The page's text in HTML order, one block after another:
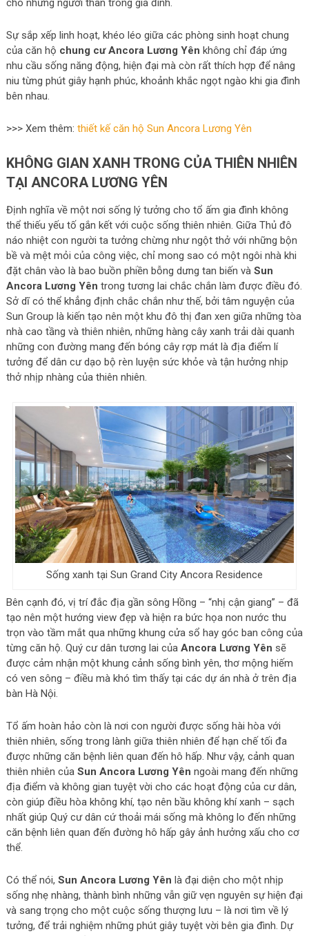
cho những người thân trong gia đình.
Sự sắp xếp linh hoạt, khéo léo giữa các phòng sinh hoạt chung
của căn hộ chung cư Ancora Lương Yên không chỉ đáp ứng
nhu cầu sống năng động, hiện đại mà còn rất thích hợp để nâng
niu từng phút giây hạnh phúc, khoảnh khắc ngọt ngào khi gia đình
bên nhau.
>>> Xem thêm: thiết kế căn hộ Sun Ancora Lương Yên
KHÔNG GIAN XANH TRONG CỦA THIÊN NHIÊN
TẠI ANCORA LƯƠNG YÊN
Định nghĩa về một nơi sống lý tưởng cho tổ ấm gia đình không
thể thiếu yếu tố gắn kết với cuộc sống thiên nhiên. Giữa Thủ đô
náo nhiệt con người ta tưởng chừng như ngột thở với những bộn
bề và mệt mỏi của công việc, chỉ mong sao có một ngôi nhà khi
đặt chân vào là bao buồn phiền bỗng dưng tan biến và Sun
Ancora Lương Yên trong tương lai chắc chắn làm được điều đó.
Sở dĩ có thể khẳng định chắc chắn như thế, bởi tâm nguyện của
Sun Group là kiến tạo nên một khu đô thị đan xen giữa những tòa
nhà cao tầng và thiên nhiên, những hàng cây xanh trải dài quanh
những con đường mang đến bóng cây rợp mát là địa điểm lí
tưởng để dân cư dạo bộ rèn luyện sức khỏe và tận hưởng nhịp
thở nhịp nhàng của thiên nhiên.
Sống xanh tại Sun Grand City Ancora Residence
Bên cạnh đó, vị trí đắc địa gần sông Hồng – “nhị cận giang” – đã
tạo nên một hướng view đẹp và hiện ra bức họa non nước thu
trọn vào tầm mắt qua những khung cửa sổ hay góc ban công của
từng căn hộ. Quý cư dân tương lai của Ancora Lương Yên sẽ
được cảm nhận một khung cảnh sống bình yên, thơ mộng hiếm
có ven sông – điều mà khó tìm thấy tại các dự án nhà ở trên địa
bàn Hà Nội.
Tổ ấm hoàn hảo còn là nơi con người được sống hài hòa với
thiên nhiên, sống trong lành giữa thiên nhiên để hạn chế tối đa
được những căn bệnh liên quan đến hô hấp. Như vậy, cảnh quan
thiên nhiên của Sun Ancora Lương Yên ngoài mang đến những
địa điểm và không gian tuyệt vời cho các hoạt động của cư dân,
còn giúp điều hòa không khí, tạo nên bầu không khí xanh – sạch
nhất giúp Quý cư dân cứ thoải mái sống mà không lo đến những
căn bệnh liên quan đến đường hô hấp gây ảnh hưởng xấu cho cơ
thể.
Có thể nói, Sun Ancora Lương Yên là đại diện cho một nhịp
sống nhẹ nhàng, thành bình những vẫn giữ vẹn nguyên sự hiện đại
và sang trọng cho một cuộc sống thượng lưu – là nơi tìm về lý
tưởng, để trải nghiệm những phút giây tuyệt vời bên gia đình. Dự